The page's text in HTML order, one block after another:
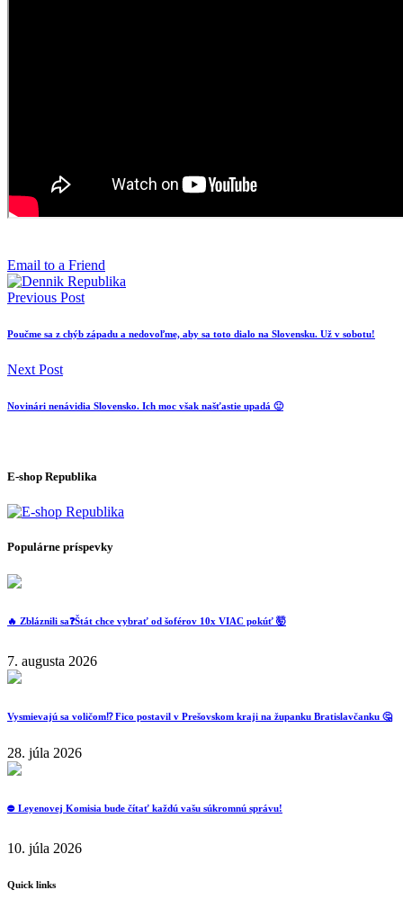
Email to a Friend
Previous Post
Poučme sa z chýb západu a nedovoľme, aby sa toto dialo na Slovensku. Už v sobotu!
Next Post
Novinári nenávidia Slovensko. Ich moc však našťastie upadá 🙂
E-shop Republika
Populárne príspevky
🔥 Zbláznili sa❓️Štát chce vybrať od šoférov 10x VIAC pokúť 🤯
7. augusta 2026
Vysmievajú sa voličom⁉️ Fico postavil v Prešovskom kraji na županku Bratislavčanku 🤔
28. júla 2026
⛔️ Leyenovej Komisia bude čítať každú vašu súkromnú správu!
10. júla 2026
Quick links